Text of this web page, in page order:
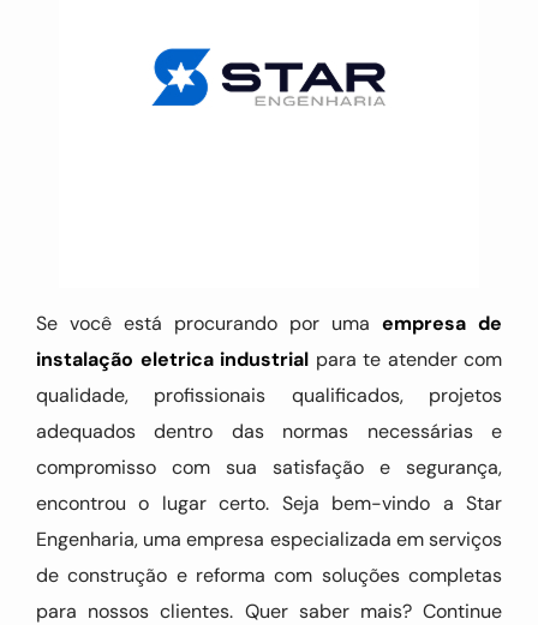
Se você está procurando por uma empresa de
instalação eletrica industrial para te atender com
qualidade, profissionais qualificados, projetos
adequados dentro das normas necessárias e
compromisso com sua satisfação e segurança,
encontrou o lugar certo. Seja bem-vindo a Star
Engenharia, uma empresa especializada em serviços
de construção e reforma com soluções completas
para nossos clientes. Quer saber mais? Continue